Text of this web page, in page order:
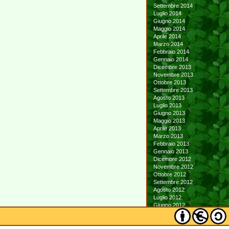
Settembre 2014
Luglio 2014
Giugno 2014
Maggio 2014
Aprile 2014
Marzo 2014
Febbraio 2014
Gennaio 2014
Dicembre 2013
Novembre 2013
Ottobre 2013
Settembre 2013
Agosto 2013
Luglio 2013
Giugno 2013
Maggio 2013
Aprile 2013
Marzo 2013
Febbraio 2013
Gennaio 2013
Dicembre 2012
Novembre 2012
Ottobre 2012
Settembre 2012
Agosto 2012
Luglio 2012
Giugno 2012
Maggio 2012
Aprile 2012